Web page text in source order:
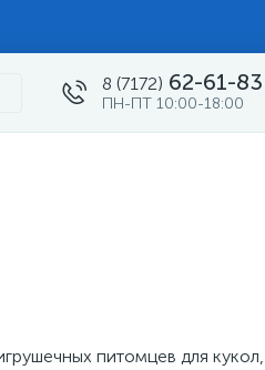
8 (7172) 62-61-83
ПН-ПТ 10:00-18:00
питомцев для